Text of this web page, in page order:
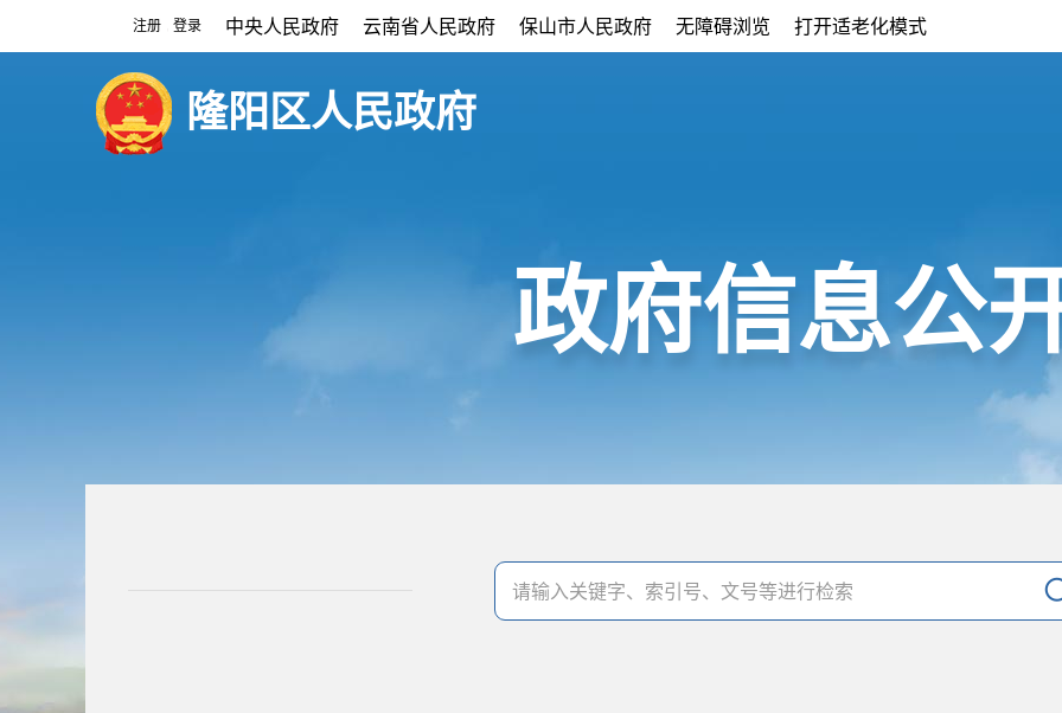
注册 登录 中央人民政府 云南省人民政府 保山市人民政府 无障碍浏览 打开适老化模式
隆阳区人民政府
政府信息公